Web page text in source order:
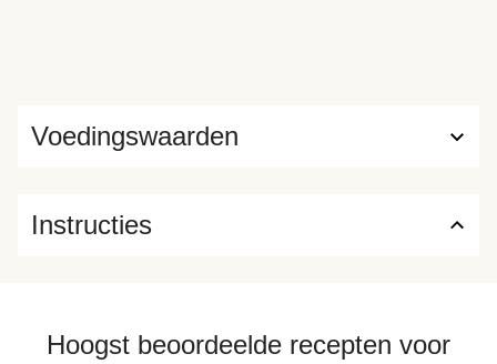
Voedingswaarden
Instructies
Hoogst beoordeelde recepten voor